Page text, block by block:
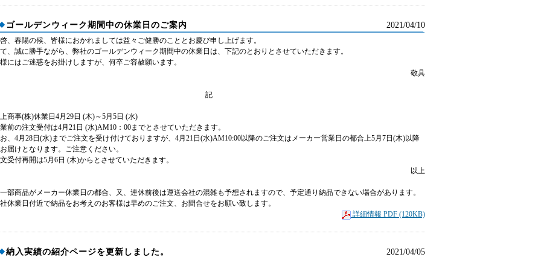
2021/04/10
ゴールデンウィーク期間中の休業日のご案内
、春陽の候、皆様におかれましては益々ご健勝のこととお慶び申し上げます。
、誠に勝手ながら、弊社のゴールデンウィーク期間中の休業日は、下記のとおりとさせていただきます。
にはご迷惑をお掛けしますが、何卒ご容赦願います。
敬具
記
商事(株)休業日4月29日 (木)～5月5日 (水)
前の注文受付は4月21日 (水)AM10：00までとさせていただきます。
、4月28日(水)までご注文を受け付けておりますが、4月21日(水)AM10:00以降のご注文はメーカー営業日の都合上5月7日(木)以降
届けとなります。ご注意ください。
受付再開は5月6日 (木)からとさせていただきます。
以上
一部商品がメーカー休業日の都合、又、連休前後は運送会社の混雑も予想されますので、予定通り納品できない場合があります。
休業日付近で納品をお考えのお客様は早めのご注文、お間合せをお願い致します。
詳細情報 PDF (120KB)
2021/04/05
納入実績の紹介ページを更新しました。